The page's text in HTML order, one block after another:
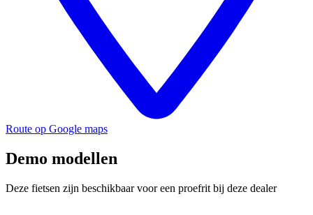
Route op Google maps
Demo modellen
Deze fietsen zijn beschikbaar voor een proefrit bij deze dealer